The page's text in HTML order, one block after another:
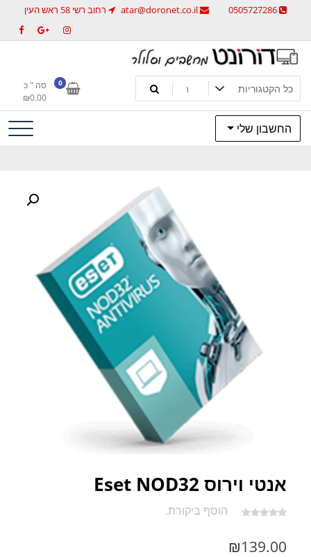
0505727286
atar@doronet.co.il רחוב רשי 58 ראש העין
דורונט מחשבים וסלולר
מחשבים וסלולר 0
סה " כ
₪0.00
החשבון שלי
אנטי וירוס Eset NOD32
הוסף ביקורת.
₪139.00